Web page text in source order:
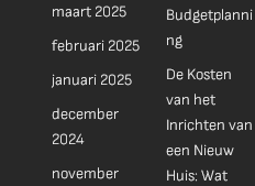
maart 2025
februari 2025
januari 2025
december
2024
november
Budgetplanni
ng
De Kosten
van het
Inrichten van
een Nieuw
Huis: Wat